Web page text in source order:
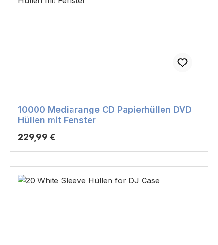
10000 Mediarange CD Papierhüllen DVD
Hüllen mit Fenster
Regulärer Preis:
229,99 €